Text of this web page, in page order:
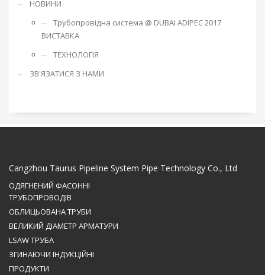
НОВИНИ
Трубопровідна система @ DUBAI ADIPEC 2017
ВИСТАВКА
ТЕХНОЛОГІЯ
ЗВ'ЯЗАТИСЯ З НАМИ
Cangzhou Taurus Pipeline System Pipe Technology Co., Ltd
ОДЯГНЕНИЙ ФАСОННІ
ТРУБОПРОВОДІВ
ОБЛИЦЬОВАНА ТРУБИ
ВЕЛИКИЙ ДІАМЕТР АРМАТУРИ
LSAW ТРУБА
ЗГИНАЮЧИ ІНДУКЦІЙНІ
ПРОДУКТИ